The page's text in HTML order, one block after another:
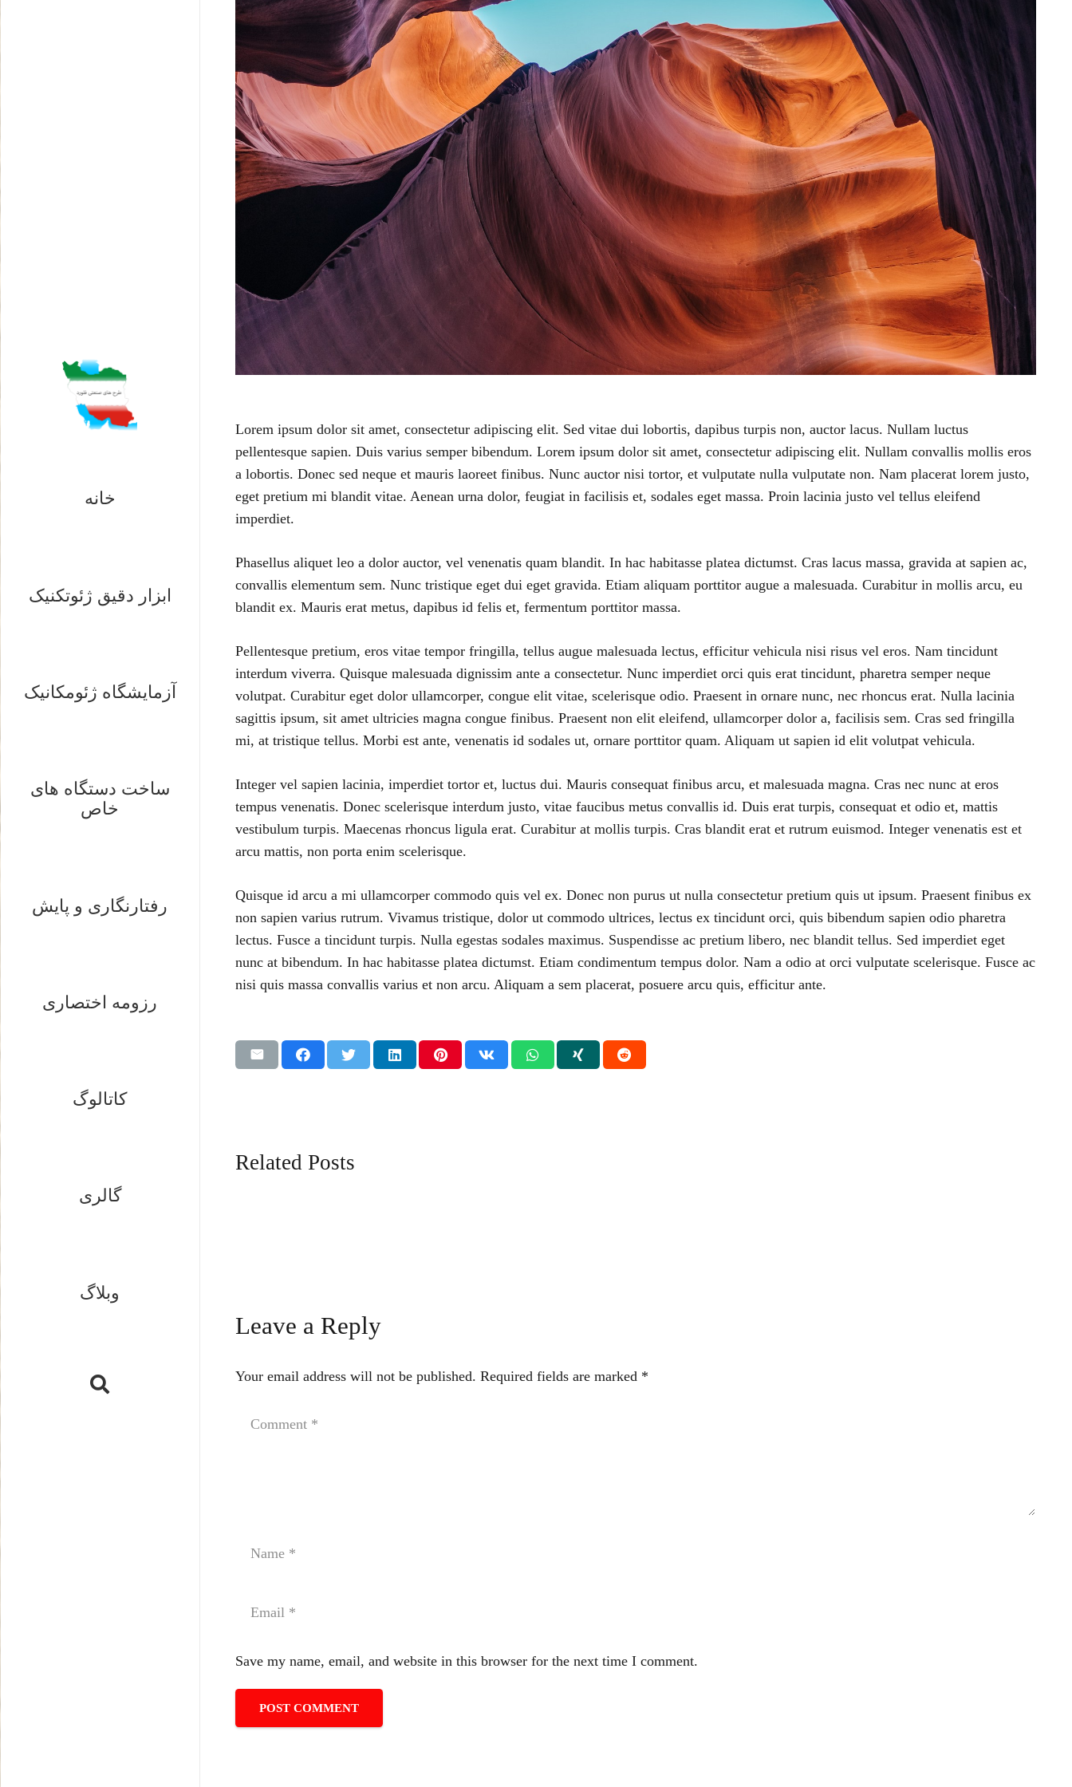
خانه
ابزار دقیق ژئوتکنیک
آزمایشگاه ژئومکانیک
ساخت دستگاه های
خاص
رفتارنگاری و پایش
رزومه اختصاری
کاتالوگ
گالری
وبلاگ
Lorem ipsum dolor sit amet, consectetur adipiscing elit. Sed vitae dui lobortis, dapibus turpis non, auctor lacus. Nullam luctus
pellentesque sapien. Duis varius semper bibendum. Lorem ipsum dolor sit amet, consectetur adipiscing elit. Nullam convallis mollis eros
a lobortis. Donec sed neque et mauris laoreet finibus. Nunc auctor nisi tortor, et vulputate nulla vulputate non. Nam placerat lorem justo,
eget pretium mi blandit vitae. Aenean urna dolor, feugiat in facilisis et, sodales eget massa. Proin lacinia justo vel tellus eleifend
imperdiet.
Phasellus aliquet leo a dolor auctor, vel venenatis quam blandit. In hac habitasse platea dictumst. Cras lacus massa, gravida at sapien ac,
convallis elementum sem. Nunc tristique eget dui eget gravida. Etiam aliquam porttitor augue a malesuada. Curabitur in mollis arcu, eu
blandit ex. Mauris erat metus, dapibus id felis et, fermentum porttitor massa.
Pellentesque pretium, eros vitae tempor fringilla, tellus augue malesuada lectus, efficitur vehicula nisi risus vel eros. Nam tincidunt
interdum viverra. Quisque malesuada dignissim ante a consectetur. Nunc imperdiet orci quis erat tincidunt, pharetra semper neque
volutpat. Curabitur eget dolor ullamcorper, congue elit vitae, scelerisque odio. Praesent in ornare nunc, nec rhoncus erat. Nulla lacinia
sagittis ipsum, sit amet ultricies magna congue finibus. Praesent non elit eleifend, ullamcorper dolor a, facilisis sem. Cras sed fringilla
mi, at tristique tellus. Morbi est ante, venenatis id sodales ut, ornare porttitor quam. Aliquam ut sapien id elit volutpat vehicula.
Integer vel sapien lacinia, imperdiet tortor et, luctus dui. Mauris consequat finibus arcu, et malesuada magna. Cras nec nunc at eros
tempus venenatis. Donec scelerisque interdum justo, vitae faucibus metus convallis id. Duis erat turpis, consequat et odio et, mattis
vestibulum turpis. Maecenas rhoncus ligula erat. Curabitur at mollis turpis. Cras blandit erat et rutrum euismod. Integer venenatis est et
arcu mattis, non porta enim scelerisque.
Quisque id arcu a mi ullamcorper commodo quis vel ex. Donec non purus ut nulla consectetur pretium quis ut ipsum. Praesent finibus ex
non sapien varius rutrum. Vivamus tristique, dolor ut commodo ultrices, lectus ex tincidunt orci, quis bibendum sapien odio pharetra
lectus. Fusce a tincidunt turpis. Nulla egestas sodales maximus. Suspendisse ac pretium libero, nec blandit tellus. Sed imperdiet eget
nunc at bibendum. In hac habitasse platea dictumst. Etiam condimentum tempus dolor. Nam a odio at orci vulputate scelerisque. Fusce ac
nisi quis massa convallis varius et non arcu. Aliquam a sem placerat, posuere arcu quis, efficitur ante.
Related Posts
Leave a Reply
Your email address will not be published. Required fields are marked *
Save my name, email, and website in this browser for the next time I comment.
POST COMMENT